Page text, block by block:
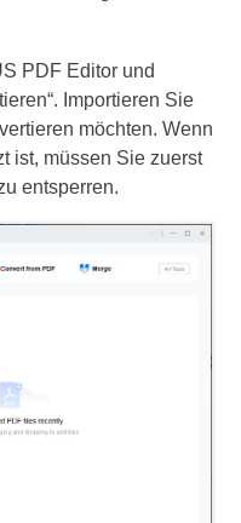
PDF Editor und
Importieren Sie
möchten. Wenn
ist, müssen Sie zuerst
entsperren.